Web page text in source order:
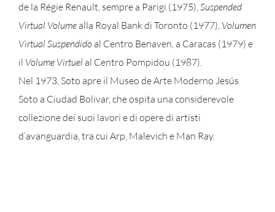
de la Régie Renault, sempre a Parigi (1975),Suspended
Virtual Volumealla Royal Bank di Toronto (1977), Volumen
Virtual Suspendidoal Centro Benaven, a Caracas (1979) e
il Volume Virtuel al Centro Pompidou (1987).
Nel 1973, Soto apre il Museo de Arte Moderno Jesús
Soto a Ciudad Bolivar, che ospita una considerevole
collezione dei suoi lavori e di opere di artisti
d’avanguardia, tra cui Arp, Malevich e Man Ray.